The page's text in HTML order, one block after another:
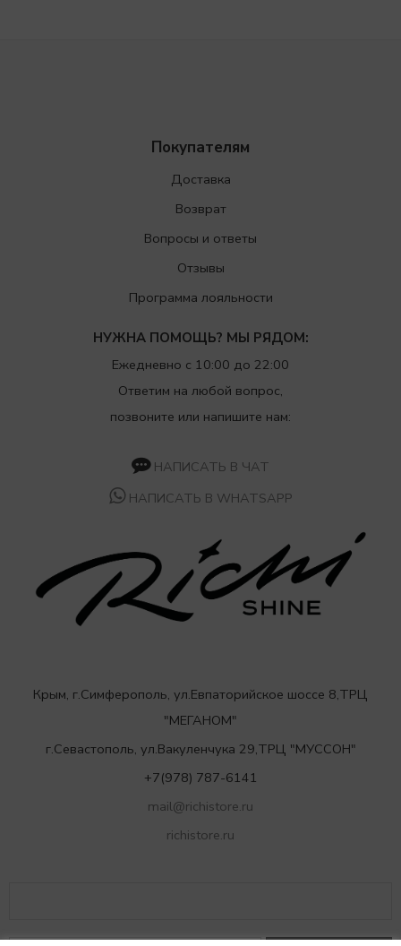
Покупателям
Доставка
Возврат
Вопросы и ответы
Отзывы
Программа лояльности
НУЖНА ПОМОЩЬ? МЫ РЯДОМ:
Ежедневно с 10:00 до 22:00
Ответим на любой вопрос,
позвоните или напишите нам:
НАПИСАТЬ В ЧАТ
НАПИСАТЬ В WHATSAPP
Крым, г.Симферополь, ул.Евпаторийское шоссе 8,ТРЦ
"МЕГАНОМ"
г.Севастополь, ул.Вакуленчука 29,ТРЦ "МУССОН"
+7(978) 787-6141
mail@richistore.ru
richistore.ru